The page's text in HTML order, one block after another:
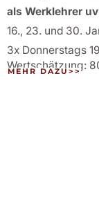
als Werklehrer
16., 23. und 30.
3x Donnerstags
Wertschätzung:
MEHR DAZU>>